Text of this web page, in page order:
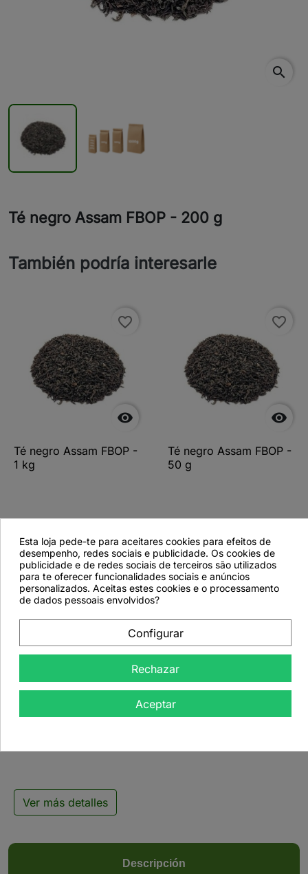
search
Té negro Assam FBOP - 200 g
También podría interesarle

favorite_border
Té negro Assam FBOP -
1 kg

favorite_border
Té negro Assam FBOP -
50 g

favorite_border
Ver más detalles
Descripción
Esta loja pede-te para aceitares cookies para efeitos de
desempenho, redes sociais e publicidade. Os cookies de
publicidade e de redes sociais de terceiros são utilizados
para te oferecer funcionalidades sociais e anúncios
personalizados. Aceitas estes cookies e o processamento
de dados pessoais envolvidos?
Configurar
Rechazar
Aceptar